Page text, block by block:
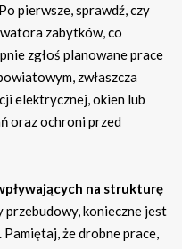
pierwsze, sprawdź, czy
zabytków, co
zgłoś planowane prace
zwłaszcza
elektrycznej, okien lub
oraz ochroni przed
na strukturę
przebudowy, konieczne jest
. Pamiętaj, że drobne prace,